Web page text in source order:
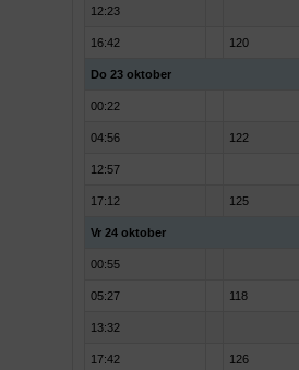
12:23
16:42 120
Do 23 oktober
00:22
04:56 122
12:57
17:12 125
Vr 24 oktober
00:55
05:27 118
13:32
17:42 126